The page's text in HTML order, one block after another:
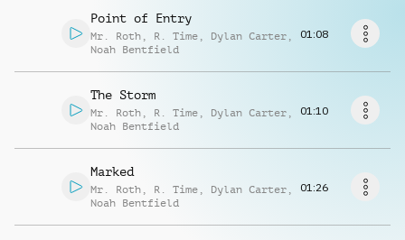
Richiedi musica
Point of Entry
Mr. Roth , R. Time , Dylan Carter ,
Noah Bentfield
01:08
The Storm
Mr. Roth , R. Time , Dylan Carter ,
Noah Bentfield
01:10
Marked
Mr. Roth , R. Time , Dylan Carter ,
Noah Bentfield
01:26